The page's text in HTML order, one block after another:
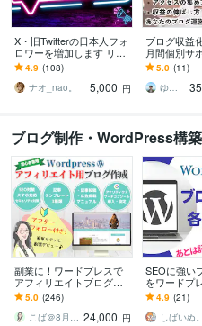
X・旧Twitterの日本人フォ
ロワーを増加します リア
ル日本人フォロワーを１
００人増加します
4.9 (108)
ナオ_nao。
5,000 円
ブログ収益
月間個別サ
キーワード
ス集め、収
戦略をお伝
5.0 (11)
ゆうき＠ブログ・SEOコンサルタント
ブログ制作・WordPress構
副業に！ワードプレスで
アフィリエイトブログ作
ります SEO対策済・アド
センス対応・有料テーマ
カスタマイズもOK
5.0 (246)
こば＠8月7日～8月16日夏季休業 24,000 円
SEOに強い
をワードプ
ます 【
ィリエイト
即日納品！
4.9 (21)
しばいぬ。